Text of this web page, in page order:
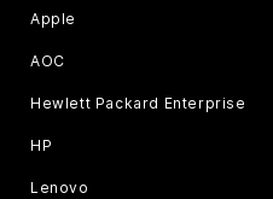
Apple
AOC
Hewlett Packard Enterprise
HP
Lenovo